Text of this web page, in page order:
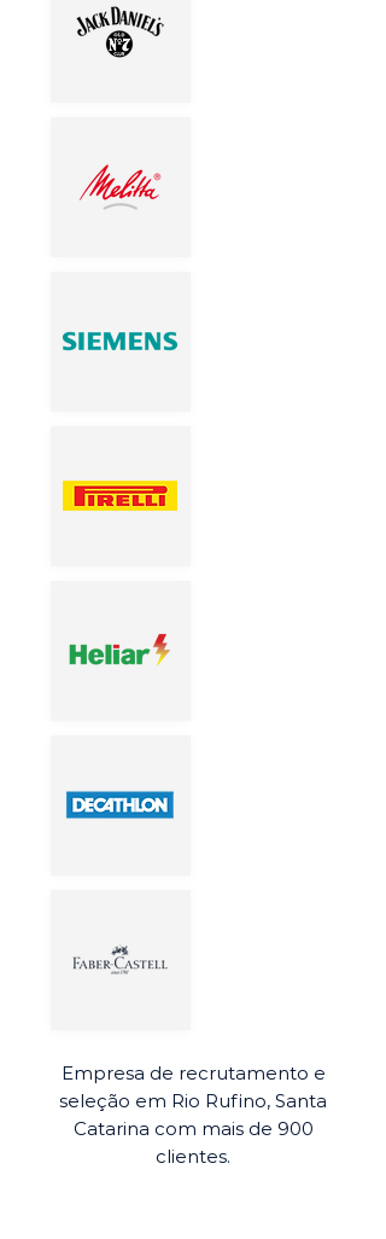
Empresa de recrutamento e
seleção em Rio Rufino, Santa
Catarina com mais de 900
clientes.